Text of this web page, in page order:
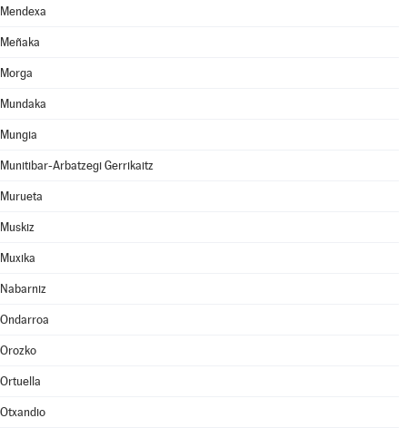
Mendexa
Meñaka
Morga
Mundaka
Mungia
Munitibar-Arbatzegi Gerrikaitz
Murueta
Muskiz
Muxika
Nabarniz
Ondarroa
Orozko
Ortuella
Otxandio